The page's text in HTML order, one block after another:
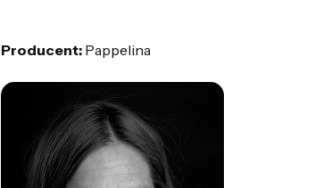
Producent:Pappelina